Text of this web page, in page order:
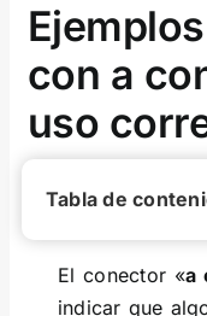
con a
uso
Tabla de
El conector «a
indicar que